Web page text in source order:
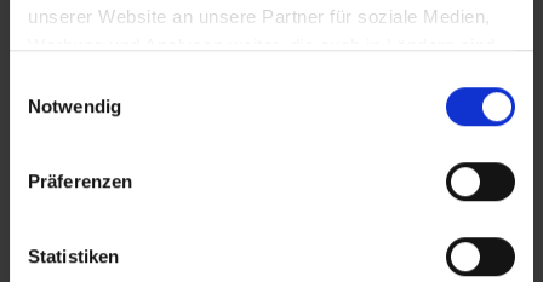
unserer Website an unsere Partner für soziale Medien,
Werbung und Analysen weiter, die auch in Ländern sind,
gegeben ist, und in denen Sie Ihre Rechte uU nicht
effektiv durchsetzen können. Unsere Partner führen
diese Informationen möglicherweise mit weiteren Daten
zusammen, die Sie ihnen bereitgestellt haben oder die
haben.
Notwendig
Präferenzen
Statistiken
Wappenverleihung an St. Pölten durch
Verleihung eines Wappens und eines